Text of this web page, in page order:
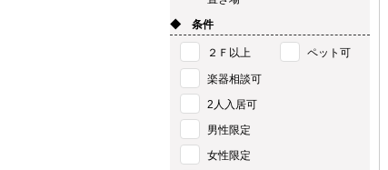
◆ 条件
２Ｆ以上 ペット可
楽器相談可
2人入居可
男性限定
女性限定